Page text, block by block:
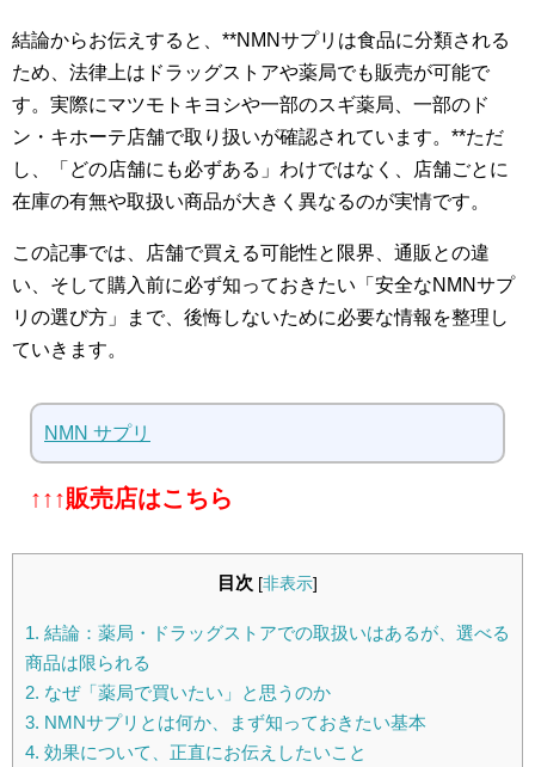
結論からお伝えすると、**NMNサプリは食品に分類される
ため、法律上はドラッグストアや薬局でも販売が可能で
す。実際にマツモトキヨシや一部のスギ薬局、一部のド
ン・キホーテ店舗で取り扱いが確認されています。**ただ
し、「どの店舗にも必ずある」わけではなく、店舗ごとに
在庫の有無や取扱い商品が大きく異なるのが実情です。
この記事では、店舗で買える可能性と限界、通販との違
い、そして購入前に必ず知っておきたい「安全なNMNサプ
リの選び方」まで、後悔しないために必要な情報を整理し
ていきます。
NMN サプリ
↑↑↑販売店はこちら
目次 [非表示]
1. 結論：薬局・ドラッグストアでの取扱いはあるが、選べる
商品は限られる
2. なぜ「薬局で買いたい」と思うのか
3. NMNサプリとは何か、まず知っておきたい基本
4. 効果について、正直にお伝えしたいこと